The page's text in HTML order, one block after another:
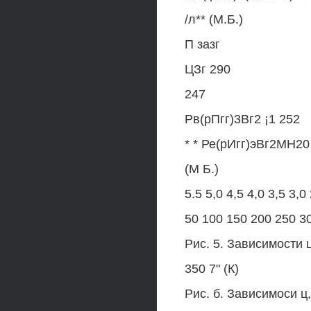
/л** (М.Б.)
П зазг
ЦЗг 290
247
Рв(рПгг)3Вг2 ¡1 252
* * Ре(рИгг)эВг2МН20
(М Б.)
5.5 5,0 4,5 4,0 3,5 3,0
50 100 150 200 250
Рис. 5. Зависимости
350 7" (К)
Рис. б. Зависимоси